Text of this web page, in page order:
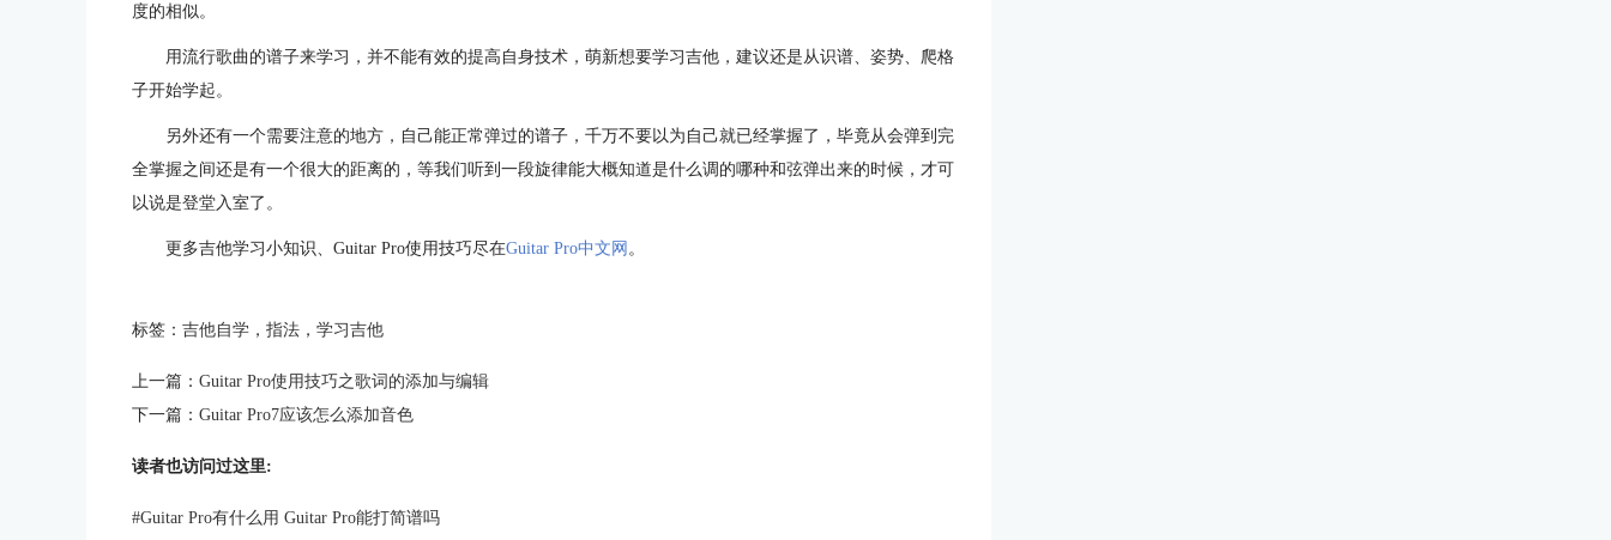
度的相似。
用流行歌曲的谱子来学习，并不能有效的提高自身技术，萌新想要学习吉他，建议还是从识谱、姿势、爬格
子开始学起。
另外还有一个需要注意的地方，自己能正常弹过的谱子，千万不要以为自己就已经掌握了，毕竟从会弹到完
全掌握之间还是有一个很大的距离的，等我们听到一段旋律能大概知道是什么调的哪种和弦弹出来的时候，才可
以说是登堂入室了。
更多吉他学习小知识、Guitar Pro使用技巧尽在Guitar Pro中文网 。
标签： 吉他自学 ， 指法 ， 学习吉他
上一篇： Guitar Pro使用技巧之歌词的添加与编辑
下一篇： Guitar Pro7应该怎么添加音色
读者也访问过这里:
#Guitar Pro有什么用 Guitar Pro能打简谱吗